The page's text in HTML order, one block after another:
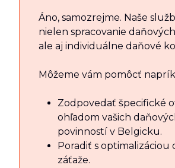
Áno, samozrejme. Naše
nielen spracovanie
ale aj individuálne daňové
Môžeme vám pomôcť
Zodpovedať špecifické
ohľadom vašich
povinností v Belgicku.
Poradiť s optimalizáciou
záťaže.